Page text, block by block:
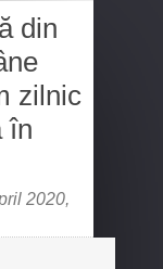
din
zilnic
în
2020,